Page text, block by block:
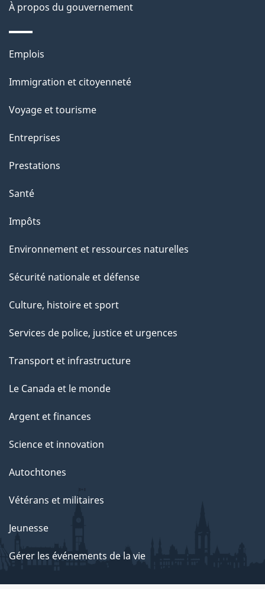
À propos du gouvernement
Thèmes
sujets
Emplois
Immigration et citoyenneté
Voyage et tourisme
Entreprises
Prestations
Santé
Impôts
Environnement et ressources naturelles
Sécurité nationale et défense
Culture, histoire et sport
Services de police, justice et urgences
Transport et infrastructure
Le Canada et le monde
Argent et finances
Science et innovation
Autochtones
Vétérans et militaires
Jeunesse
Gérer les événements de la vie